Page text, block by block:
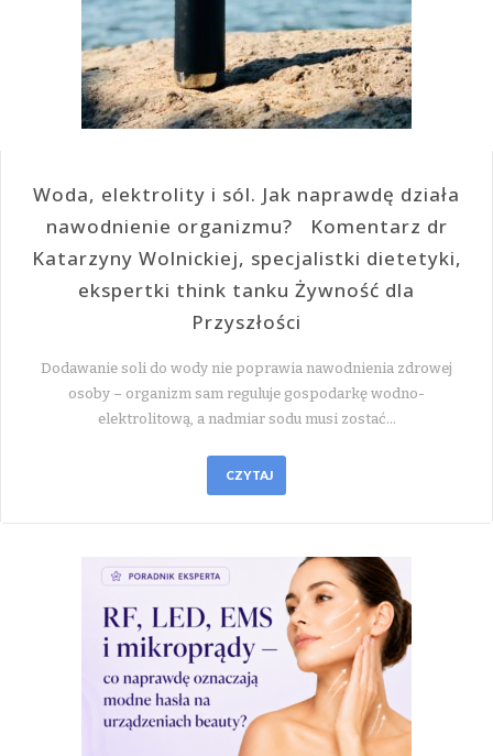
Woda, elektrolity i sól. Jak naprawdę działa
nawodnienie organizmu? Komentarz dr
Katarzyny Wolnickiej, specjalistki dietetyki,
ekspertki think tanku Żywność dla
Przyszłości
Dodawanie soli do wody nie poprawia nawodnienia zdrowej
osoby – organizm sam reguluje gospodarkę wodno-
elektrolitową, a nadmiar sodu musi zostać…
CZYTAJ